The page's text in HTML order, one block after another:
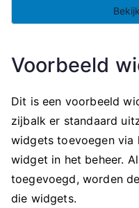
Voorbeeld
Dit is een voorbeeld
zijbalk er standaard
widgets toevoegen via
widget in het beheer.
toegevoegd, worden
die widgets.